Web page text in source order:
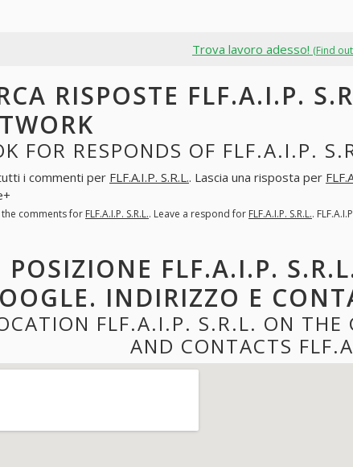
Trova lavoro adesso! (Find
RISPOSTE FLF.A.I.P.
FOR RESPONDS OF FLF.A.I.P.
i commenti per FLF.A.I.P. S.R.L.. Lascia una risposta per
the comments for FLF.A.I.P. S.R.L.. Leave a respond for FLF.A.I.P. S.R.L..
POSIZIONE FLF.A.I.P.
INDIRIZZO E
FLF.A.I.P. S.R.L. ON THE
AND CONTACTS